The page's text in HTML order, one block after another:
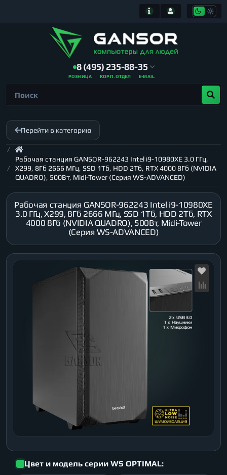
8 (495) 235-88-35
РОЗНИЦА КОРП. ОТДЕЛ E-MAIL
Перейти в категорию
Рабочая станция GANSOR-962243 Intel i9-10980XE 3.0 ГГц,
X299, 8Гб 2666 МГц, SSD 1Тб, HDD 2Тб, RTX 4000 8Гб (NVIDIA
QUADRO), 500Вт, Midi-Tower (Серия WS-ADVANCED)
Рабочая станция GANSOR-962243 Intel i9-10980XE
3.0 ГГц, X299, 8Гб 2666 МГц, SSD 1Тб, HDD 2Тб, RTX
4000 8Гб (NVIDIA QUADRO), 500Вт, Midi-Tower
(Серия WS-ADVANCED)
Цвет и модель серии WS OPTIMAL: